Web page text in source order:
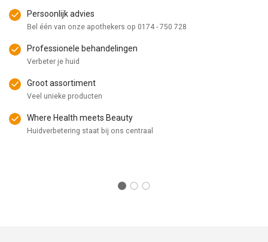
Persoonlijk advies
Bel één van onze apothekers op 0174 - 750 728
Professionele behandelingen
Verbeter je huid
Groot assortiment
Veel unieke producten
Where Health meets Beauty
Huidverbetering staat bij ons centraal